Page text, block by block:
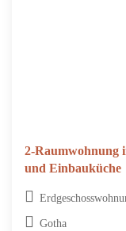
2-Raumwohnung
und Einbauküche
Gotha